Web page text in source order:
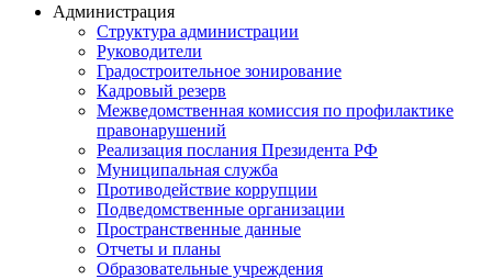
Администрация
Структура администрации
Руководители
Градостроительное зонирование
Кадровый резерв
Межведомственная комиссия по профилактике
правонарушений
Реализация послания Президента РФ
Муниципальная служба
Противодействие коррупции
Подведомственные организации
Пространственные данные
Отчеты и планы
Образовательные учреждения